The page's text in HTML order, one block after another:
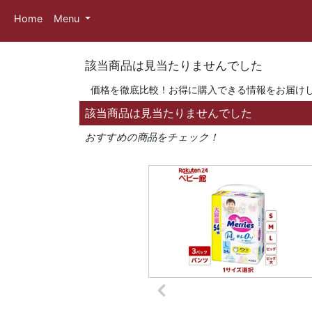
Home Menu
該当商品は見当たりませんでした
価格を徹底比較！お得に購入できる情報をお届け
該当商品は見当たりませんでした
おすすめの商品をチェック！